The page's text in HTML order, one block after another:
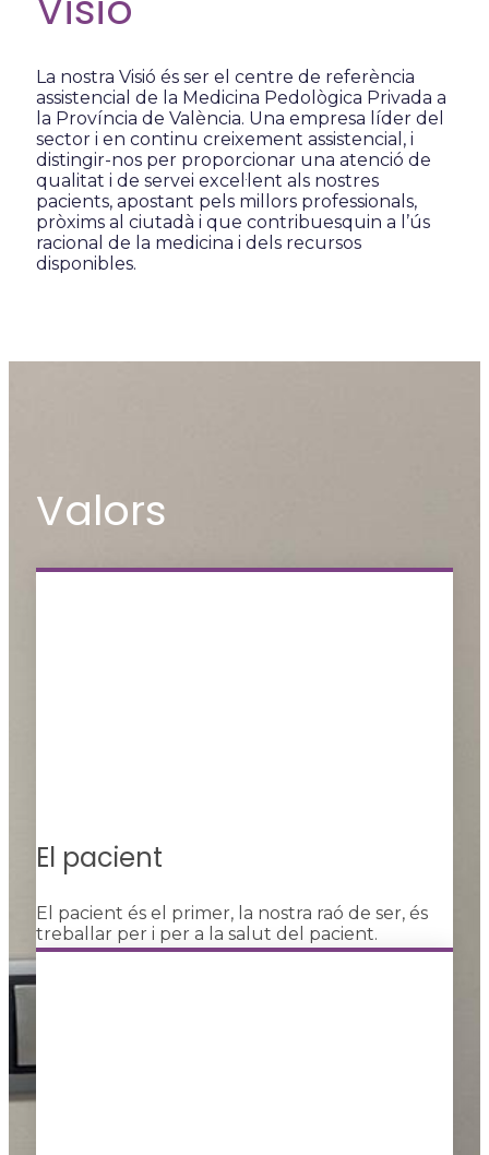
La nostra Visió és ser el centre de referència
assistencial de la Medicina Pedològica Privada a
la Província de València. Una empresa líder del
sector i en continu creixement assistencial, i
distingir-nos per proporcionar una atenció de
qualitat i de servei excel·lent als nostres
pacients, apostant pels millors professionals,
pròxims al ciutadà i que contribuesquin a l’ús
racional de la medicina i dels recursos
disponibles.
Valors
El pacient
El pacient és el primer, la nostra raó de ser, és
treballar per i per a la salut del pacient.